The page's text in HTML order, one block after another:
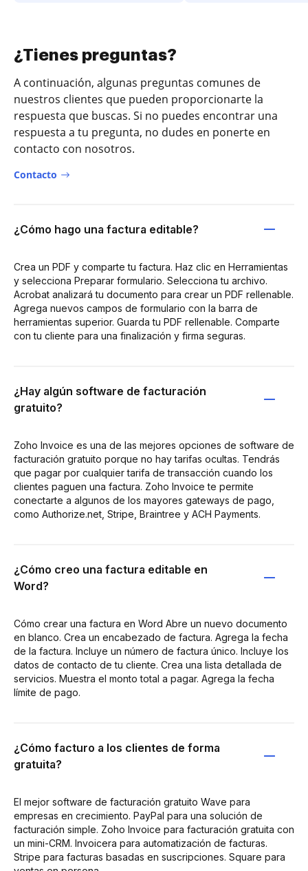
¿Tienes preguntas?
A continuación, algunas preguntas comunes de
nuestros clientes que pueden proporcionarte la
respuesta que buscas. Si no puedes encontrar una
respuesta a tu pregunta, no dudes en ponerte en
contacto con nosotros.
Contacto
¿Cómo hago una factura editable?
Crea un PDF y comparte tu factura. Haz clic en Herramientas
y selecciona Preparar formulario. Selecciona tu archivo.
Acrobat analizará tu documento para crear un PDF rellenable.
Agrega nuevos campos de formulario con la barra de
herramientas superior. Guarda tu PDF rellenable. Comparte
con tu cliente para una finalización y firma seguras.
¿Hay algún software de facturación
gratuito?
Zoho Invoice es una de las mejores opciones de software de
facturación gratuito porque no hay tarifas ocultas. Tendrás
que pagar por cualquier tarifa de transacción cuando los
clientes paguen una factura. Zoho Invoice te permite
conectarte a algunos de los mayores gateways de pago,
como Authorize.net, Stripe, Braintree y ACH Payments.
¿Cómo creo una factura editable en
Word?
Cómo crear una factura en Word Abre un nuevo documento
en blanco. Crea un encabezado de factura. Agrega la fecha
de la factura. Incluye un número de factura único. Incluye los
datos de contacto de tu cliente. Crea una lista detallada de
servicios. Muestra el monto total a pagar. Agrega la fecha
límite de pago.
¿Cómo facturo a los clientes de forma
gratuita?
El mejor software de facturación gratuito Wave para
empresas en crecimiento. PayPal para una solución de
facturación simple. Zoho Invoice para facturación gratuita con
un mini-CRM. Invoicera para automatización de facturas.
Stripe para facturas basadas en suscripciones. Square para